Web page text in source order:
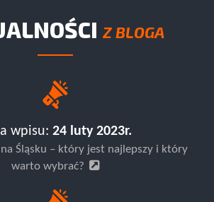
Z BLOGA
wpisu: 24 luty 2023r.
Śląsku – który jest najlepszy i który
warto wybrać?